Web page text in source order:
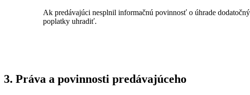
Ak predávajúci nesplnil informačnú povinnosť o úhrade
poplatky uhradiť.
3. Práva a povinnosti predávajúceho